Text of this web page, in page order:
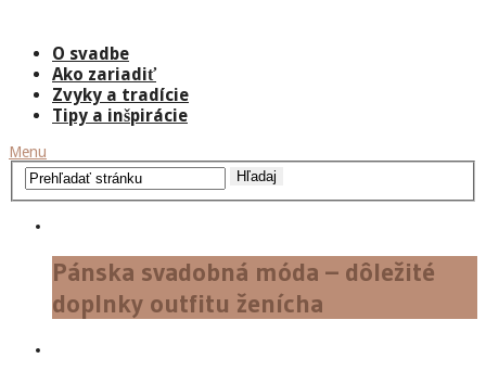
O svadbe
Ako zariadiť
Zvyky a tradície
Tipy a inšpirácie
Menu
Pánska svadobná móda – dôležité
doplnky outfitu ženícha